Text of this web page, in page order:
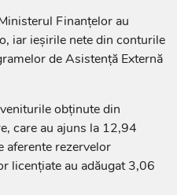
Finanțelor au
iar ieșirile nete din conturile
de Asistență Externă
obținute din
care au ajuns la 12,94
aferente rezervelor
licențiate au adăugat 3,06